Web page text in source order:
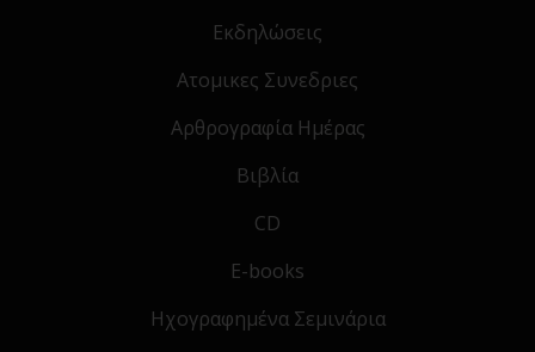
Εκδηλώσεις
Ατομικες Συνεδριες
Αρθρογραφία Ημέρας
Βιβλία
CD
E-books
Ηχογραφημένα Σεμινάρια